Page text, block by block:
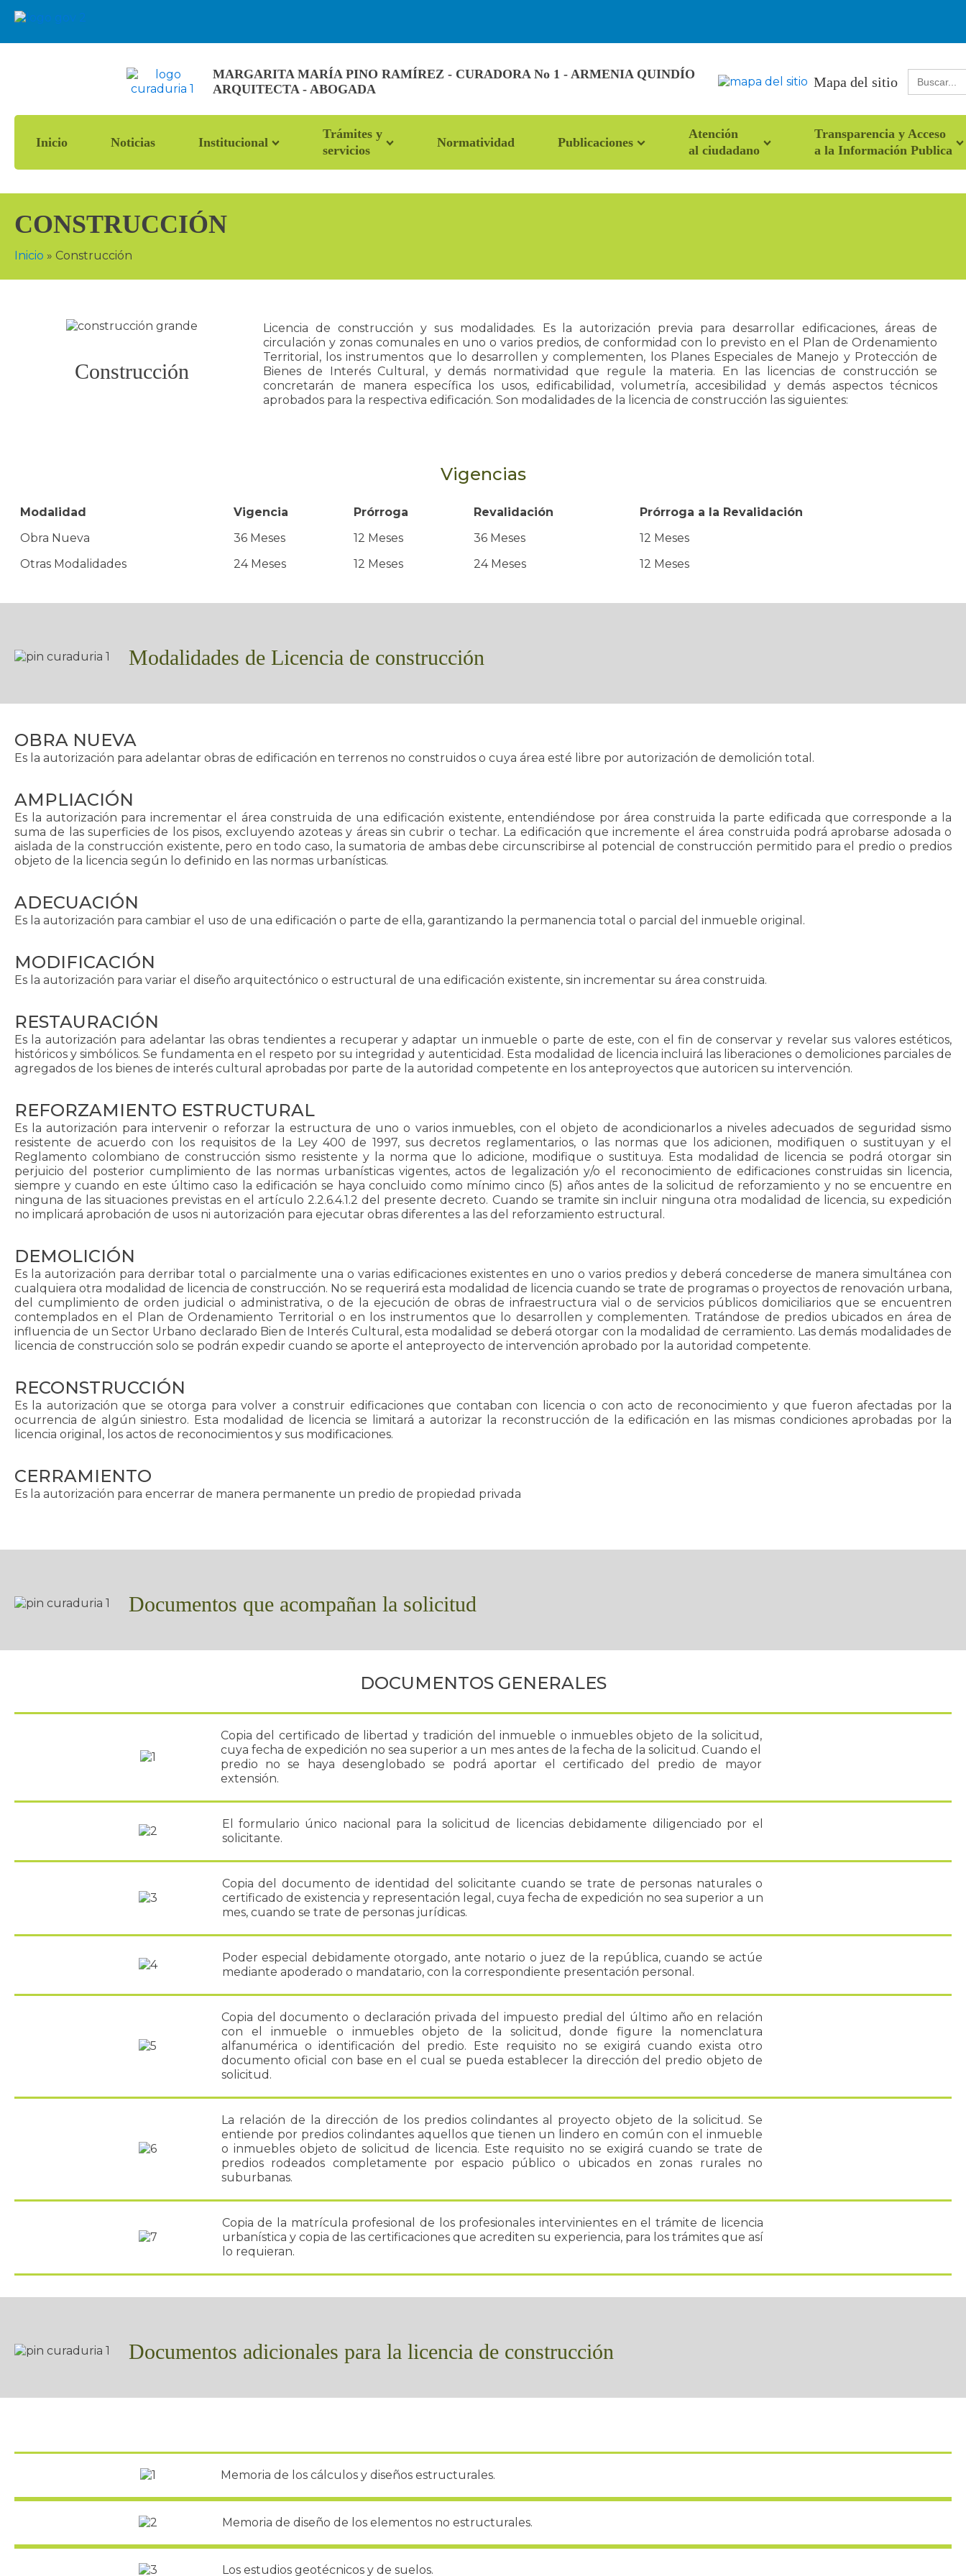
MARGARITA MARÍA PINO RAMÍREZ - CURADORA No 1 - ARMENIA QUINDÍO
ARQUITECTA - ABOGADA
Mapa del sitio
Buscar:
Inicio Noticias Institucional
Trámites y
servicios
Normatividad Publicaciones
Atención
al ciudadano
Transparencia y Acceso
a la Información Publica
CONSTRUCCIÓN
Inicio » Construcción
Construcción
Licencia de construcción y sus modalidades. Es la autorización previa para desarrollar edificaciones, áreas de
circulación y zonas comunales en uno o varios predios, de conformidad con lo previsto en el Plan de Ordenamiento
Territorial, los instrumentos que lo desarrollen y complementen, los Planes Especiales de Manejo y Protección de
Bienes de Interés Cultural, y demás normatividad que regule la materia. En las licencias de construcción se
concretarán de manera específica los usos, edificabilidad, volumetría, accesibilidad y demás aspectos técnicos
aprobados para la respectiva edificación. Son modalidades de la licencia de construcción las siguientes:
Vigencias
Modalidad Vigencia Prórroga Revalidación
Prórroga a la Revalidación
Obra Nueva
36 Meses 12 Meses 36 Meses
12 Meses
Otras Modalidades
24 Meses 12 Meses 24 Meses 12 Meses
Modalidades de Licencia de construcción
OBRA NUEVA
Es la autorización para adelantar obras de edificación en terrenos no construidos o cuya área esté libre por autorización de demolición total.
AMPLIACIÓN
Es la autorización para incrementar el área construida de una edificación existente, entendiéndose por área construida la parte edificada que corresponde a la
suma de las superficies de los pisos, excluyendo azoteas y áreas sin cubrir o techar. La edificación que incremente el área construida podrá aprobarse adosada o
aislada de la construcción existente, pero en todo caso, la sumatoria de ambas debe circunscribirse al potencial de construcción permitido para el predio o predios
objeto de la licencia según lo definido en las normas urbanísticas.
ADECUACIÓN
Es la autorización para cambiar el uso de una edificación o parte de ella, garantizando la permanencia total o parcial del inmueble original.
MODIFICACIÓN
Es la autorización para variar el diseño arquitectónico o estructural de una edificación existente, sin incrementar su área construida.
RESTAURACIÓN
Es la autorización para adelantar las obras tendientes a recuperar y adaptar un inmueble o parte de este, con el fin de conservar y revelar sus valores estéticos,
históricos y simbólicos. Se fundamenta en el respeto por su integridad y autenticidad. Esta modalidad de licencia incluirá las liberaciones o demoliciones parciales de
agregados de los bienes de interés cultural aprobadas por parte de la autoridad competente en los anteproyectos que autoricen su intervención.
REFORZAMIENTO ESTRUCTURAL
Es la autorización para intervenir o reforzar la estructura de uno o varios inmuebles, con el objeto de acondicionarlos a niveles adecuados de seguridad sismo
resistente de acuerdo con los requisitos de la Ley 400 de 1997, sus decretos reglamentarios, o las normas que los adicionen, modifiquen o sustituyan y el
Reglamento colombiano de construcción sismo resistente y la norma que lo adicione, modifique o sustituya. Esta modalidad de licencia se podrá otorgar sin
perjuicio del posterior cumplimiento de las normas urbanísticas vigentes, actos de legalización y/o el reconocimiento de edificaciones construidas sin licencia,
siempre y cuando en este último caso la edificación se haya concluido como mínimo cinco (5) años antes de la solicitud de reforzamiento y no se encuentre en
ninguna de las situaciones previstas en el artículo 2.2.6.4.1.2 del presente decreto. Cuando se tramite sin incluir ninguna otra modalidad de licencia, su expedición
no implicará aprobación de usos ni autorización para ejecutar obras diferentes a las del reforzamiento estructural.
DEMOLICIÓN
Es la autorización para derribar total o parcialmente una o varias edificaciones existentes en uno o varios predios y deberá concederse de manera simultánea con
cualquiera otra modalidad de licencia de construcción. No se requerirá esta modalidad de licencia cuando se trate de programas o proyectos de renovación urbana,
del cumplimiento de orden judicial o administrativa, o de la ejecución de obras de infraestructura vial o de servicios públicos domiciliarios que se encuentren
contemplados en el Plan de Ordenamiento Territorial o en los instrumentos que lo desarrollen y complementen. Tratándose de predios ubicados en área de
influencia de un Sector Urbano declarado Bien de Interés Cultural, esta modalidad se deberá otorgar con la modalidad de cerramiento. Las demás modalidades de
licencia de construcción solo se podrán expedir cuando se aporte el anteproyecto de intervención aprobado por la autoridad competente.
RECONSTRUCCIÓN
Es la autorización que se otorga para volver a construir edificaciones que contaban con licencia o con acto de reconocimiento y que fueron afectadas por la
ocurrencia de algún siniestro. Esta modalidad de licencia se limitará a autorizar la reconstrucción de la edificación en las mismas condiciones aprobadas por la
licencia original, los actos de reconocimientos y sus modificaciones.
CERRAMIENTO
Es la autorización para encerrar de manera permanente un predio de propiedad privada
Documentos que acompañan la solicitud
DOCUMENTOS GENERALES
Copia del certificado de libertad y tradición del inmueble o inmuebles objeto de la solicitud,
cuya fecha de expedición no sea superior a un mes antes de la fecha de la solicitud. Cuando el
predio no se haya desenglobado se podrá aportar el certificado del predio de mayor
extensión.
El formulario único nacional para la solicitud de licencias debidamente diligenciado por el
solicitante.
Copia del documento de identidad del solicitante cuando se trate de personas naturales o
certificado de existencia y representación legal, cuya fecha de expedición no sea superior a un
mes, cuando se trate de personas jurídicas.
Poder especial debidamente otorgado, ante notario o juez de la república, cuando se actúe
mediante apoderado o mandatario, con la correspondiente presentación personal.
Copia del documento o declaración privada del impuesto predial del último año en relación
con el inmueble o inmuebles objeto de la solicitud, donde figure la nomenclatura
alfanumérica o identificación del predio. Este requisito no se exigirá cuando exista otro
documento oficial con base en el cual se pueda establecer la dirección del predio objeto de
solicitud.
La relación de la dirección de los predios colindantes al proyecto objeto de la solicitud. Se
entiende por predios colindantes aquellos que tienen un lindero en común con el inmueble
o inmuebles objeto de solicitud de licencia. Este requisito no se exigirá cuando se trate de
predios rodeados completamente por espacio público o ubicados en zonas rurales no
suburbanas.
Copia de la matrícula profesional de los profesionales intervinientes en el trámite de licencia
urbanística y copia de las certificaciones que acrediten su experiencia, para los trámites que así
lo requieran.
Documentos adicionales para la licencia de construcción
Memoria de los cálculos y diseños estructurales.
Memoria de diseño de los elementos no estructurales.
Los estudios geotécnicos y de suelos.